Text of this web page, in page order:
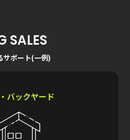
SALES
サポート(一例)
バックヤード